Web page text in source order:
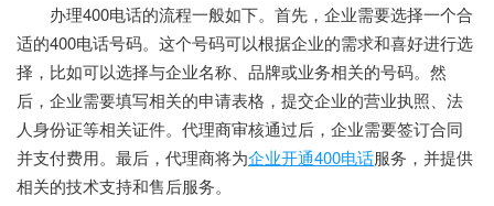
办理400电话的流程一般如下。首先，企业需要选择一个合
适的400电话号码。这个号码可以根据企业的需求和喜好进行选
择，比如可以选择与企业名称、品牌或业务相关的号码。然
后，企业需要填写相关的申请表格，提交企业的营业执照、法
人身份证等相关证件。代理商审核通过后，企业需要签订合同
并支付费用。最后，代理商将为企业开通400电话服务，并提供
相关的技术支持和售后服务。